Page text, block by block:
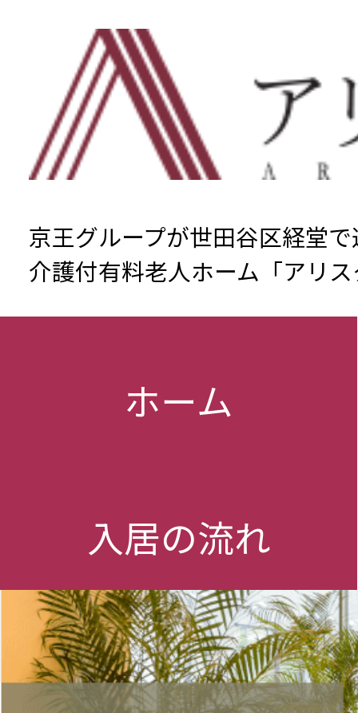
京王グループが世田谷区経堂
介護付有料老人ホーム「アリ
ホーム
入居の流れ